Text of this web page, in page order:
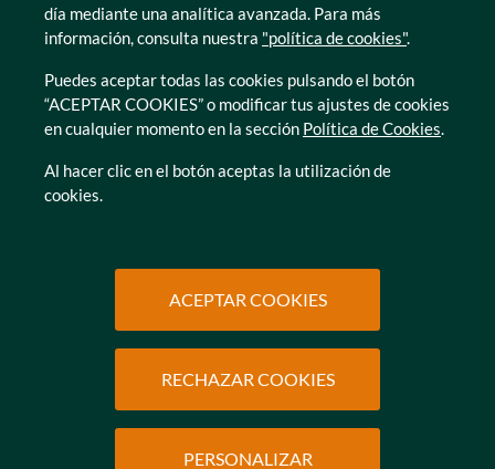
Zamora
© Caser Residencial 2026
SOLICITAR
INFORMACIÓN
día mediante una analítica avanzada. Para más
información, consulta nuestra "política de cookies".
Puedes aceptar todas las cookies pulsando el botón
“ACEPTAR COOKIES” o modificar tus ajustes de cookies
en cualquier momento en la sección Política de Cookies.
Al hacer clic en el botón aceptas la utilización de
cookies.
ACEPTAR COOKIES
RECHAZAR COOKIES
PERSONALIZAR